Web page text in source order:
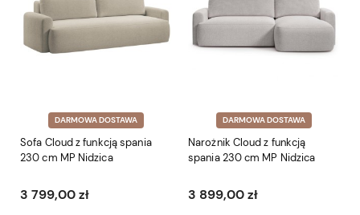
DARMOWA DOSTAWA
Sofa Cloud z funkcją spania
230 cm MP Nidzica
3 799,00 zł
DARMOWA DOSTAWA
Narożnik Cloud z funkcją
spania 230 cm MP Nidzica
3 899,00 zł